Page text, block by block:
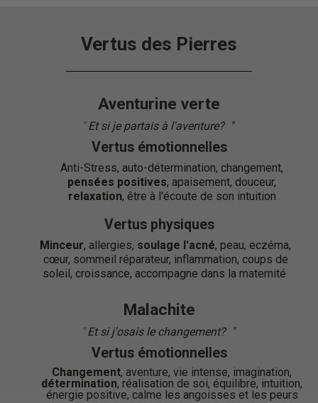
Vertus des Pierres
Aventurine verte
"Et si je partais à l'aventure? ""
Vertus émotionnelles
Anti-Stress, auto-détermination, changement,
pensées positives, apaisement, douceur,
relaxation, être à l'écoute de son intuition
Vertus physiques
Minceur, allergies, soulage l'acné, peau, eczéma,
cœur, sommeil réparateur, inflammation, coups de
soleil, croissance, accompagne dans la maternité
Malachite
"Et si j'osais le changement? ""
Vertus émotionnelles
Changement, aventure, vie intense, imagination,
détermination, réalisation de soi, équilibre, intuition,
énergie positive, calme les angoisses et les peurs